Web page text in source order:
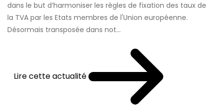
dans le but d’harmoniser les règles de fixation des taux de
la TVA par les Etats membres de l'Union européenne.
Désormais transposée dans not...
Lire cette actualité